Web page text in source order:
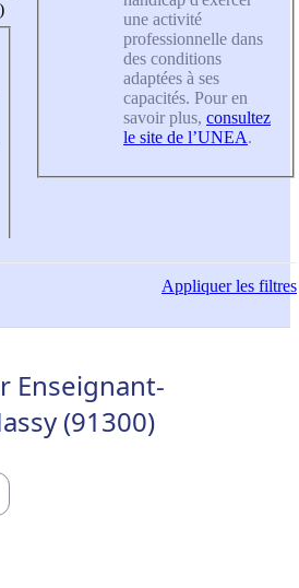
une activité
professionnelle dans
des conditions
adaptées à ses
capacités. Pour en
savoir plus, consultez
le site de l’UNEA.
Appliquerles filtres
Enseignant-
(91300)